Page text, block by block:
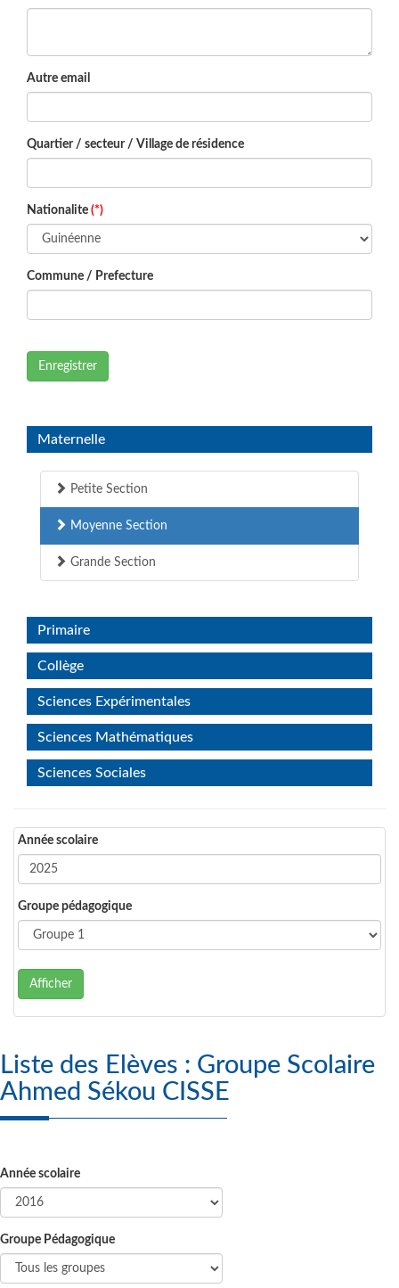
Autre email
Quartier / secteur / Village de résidence
Nationalite (*)
Commune / Prefecture
Enregistrer
Maternelle
Petite Section
Moyenne Section
Grande Section
Primaire
Collège
Sciences Expérimentales
Sciences Mathématiques
Sciences Sociales
Année scolaire
Groupe pédagogique
Afficher
Liste des Elèves : Groupe Scolaire
Ahmed Sékou CISSE
Année scolaire
Groupe Pédagogique